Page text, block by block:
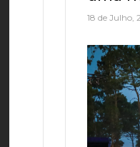
18 de Julho,